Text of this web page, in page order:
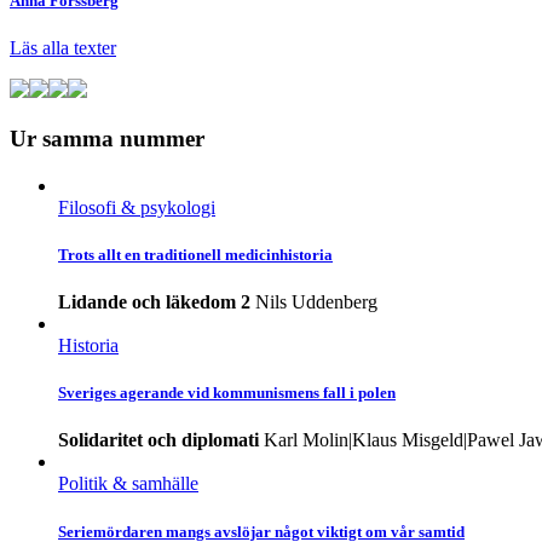
Läs alla texter
Ur samma nummer
Filosofi & psykologi
Trots allt en traditionell medicinhistoria
Lidande och läkedom 2 Nils Uddenberg
Historia
Sveriges agerande vid kommunismens fall i polen
Solidaritet och diplomati Karl Molin|Klaus Misgeld|Pawel
Politik & samhälle
Seriemördaren mangs avslöjar något viktigt om vår samtid